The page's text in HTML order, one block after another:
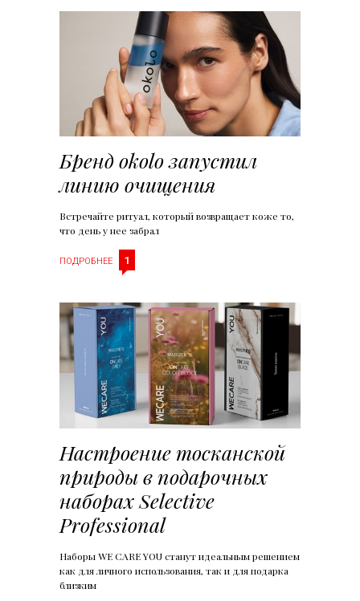
Бренд okolo запустил
линию очищения
Встречайте ритуал, который возвращает коже то,
что день у нее забрал
ПОДРОБНЕЕ 1
Настроение тосканской
природы в подарочных
наборах Selective
Professional
Наборы WE CARE YOU станут идеальным решением
как для личного использования, так и для подарка
близким